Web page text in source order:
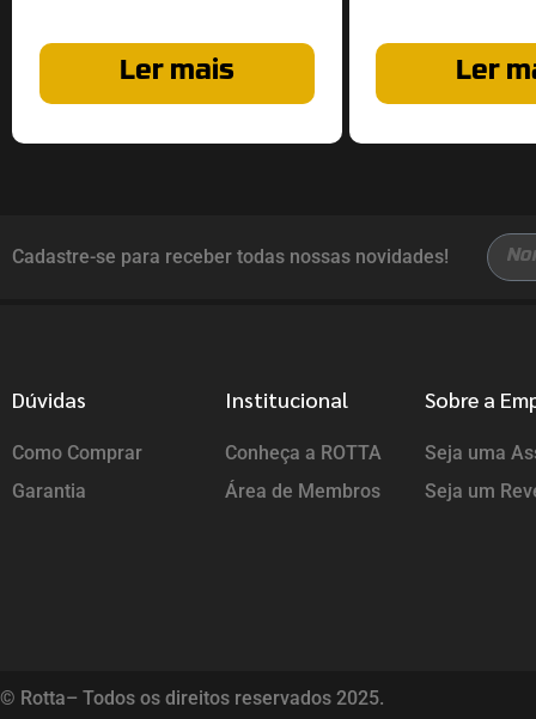
Ler mais Ler
Cadastre-se para receber todas nossas novidades!
Dúvidas
Como Comprar
Garantia
Institucional
Conheça a ROTTA
Área de Membros
Sobre a
Seja uma
Seja um
© Rotta– Todos os direitos reservados 2025.